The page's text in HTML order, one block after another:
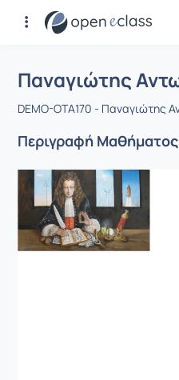
Αρχική Σελίδα
Μάθημα :
Παναγιώτης
DEMO-OTA170 - Παναγιώτης
Περιγραφή Μαθήματος